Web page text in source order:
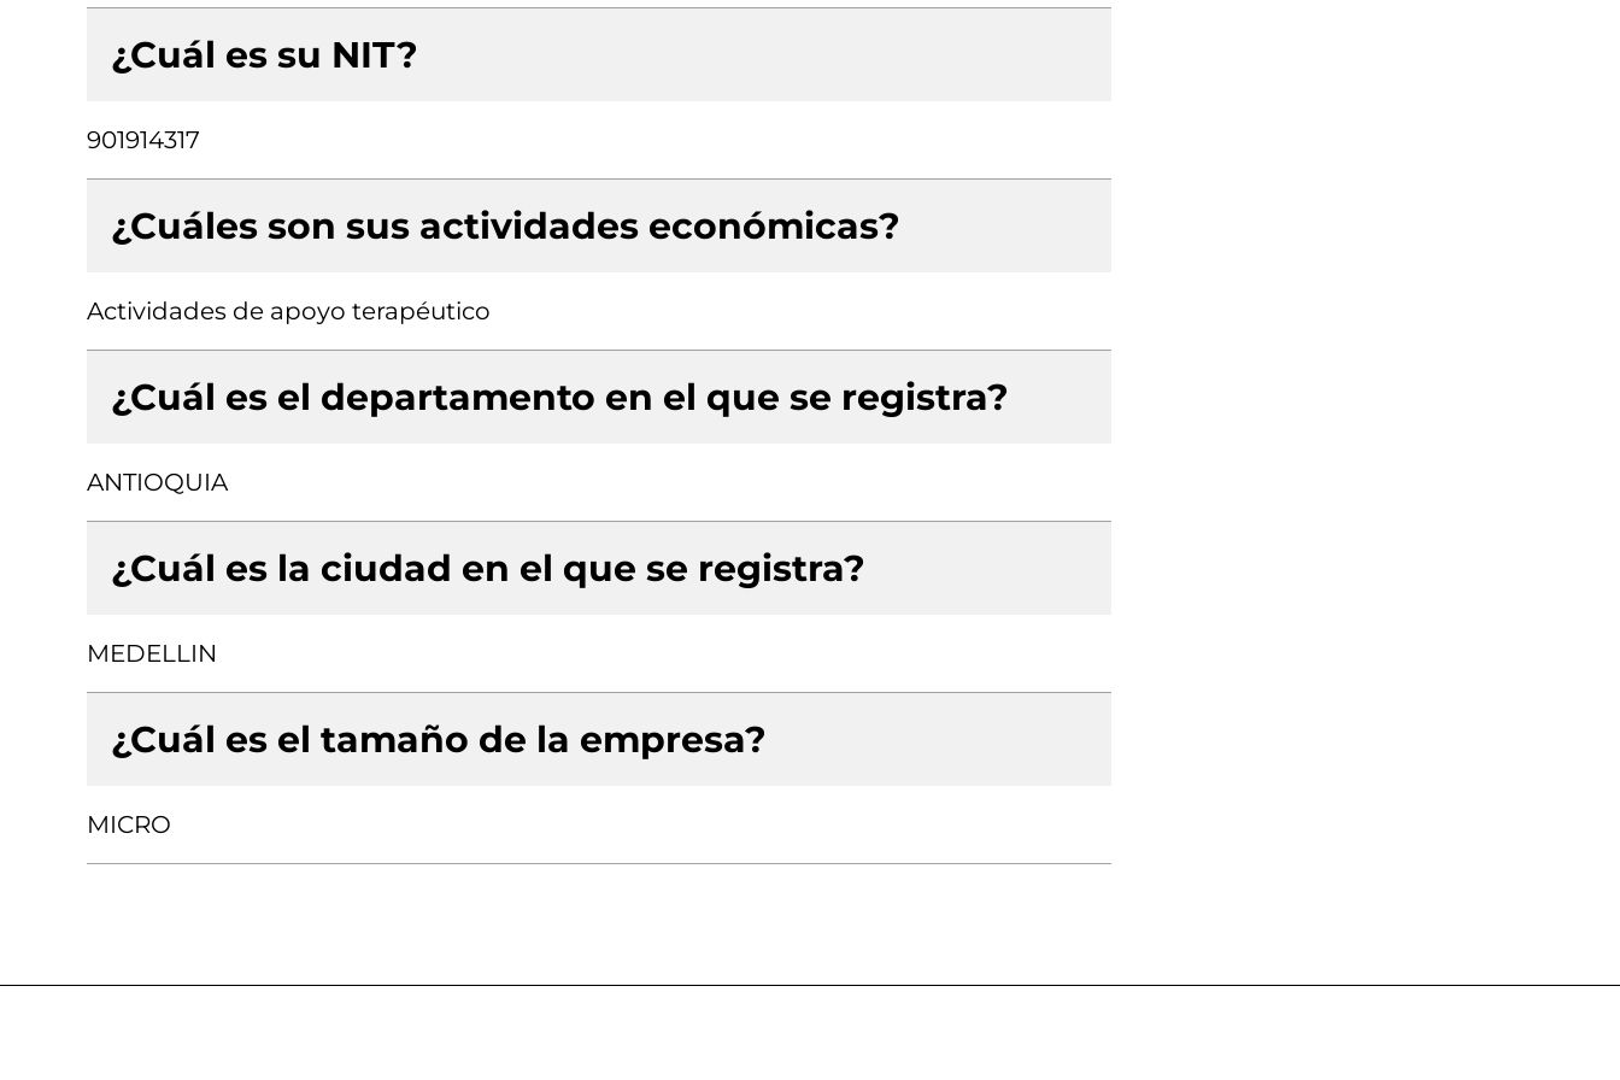
¿Cuál es su NIT?
901914317
¿Cuáles son sus actividades económicas?
Actividades de apoyo terapéutico
¿Cuál es el departamento en el que se registra?
ANTIOQUIA
¿Cuál es la ciudad en el que se registra?
MEDELLIN
¿Cuál es el tamaño de la empresa?
MICRO